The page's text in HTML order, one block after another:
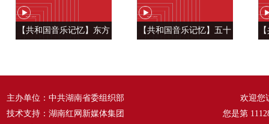
【共和国音乐记忆】东方
【共和国音乐记忆】五十
主办单位：中共湖南省委组织部
技术支持：湖南红网新媒体集团
欢迎您
您是第